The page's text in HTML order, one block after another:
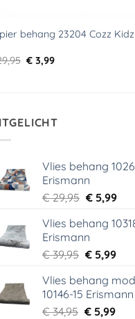
behang 23204 Cozz Kidz
Oorspronkelijke
prijs
€ 3,99Huidige
Vlies behang
Erismann
€29,95
was:
€ 29,95.
€5,99
is:
Vlies behang
Erismann
€39,95
was:
€ 39,95.
€5,99
is:
€
Vlies behang
10146-15 Erismann
€34,95 €5,99